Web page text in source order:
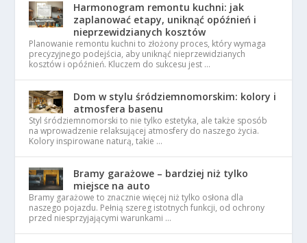
Harmonogram remontu kuchni: jak
zaplanować etapy, uniknąć opóźnień i
nieprzewidzianych kosztów
Planowanie remontu kuchni to złożony proces, który wymaga
precyzyjnego podejścia, aby uniknąć nieprzewidzianych
kosztów i opóźnień. Kluczem do sukcesu jest …
Dom w stylu śródziemnomorskim: kolory i
atmosfera basenu
Styl śródziemnomorski to nie tylko estetyka, ale także sposób
na wprowadzenie relaksującej atmosfery do naszego życia.
Kolory inspirowane naturą, takie …
Bramy garażowe – bardziej niż tylko
miejsce na auto
Bramy garażowe to znacznie więcej niż tylko osłona dla
naszego pojazdu. Pełnią szereg istotnych funkcji, od ochrony
przed niesprzyjającymi warunkami …